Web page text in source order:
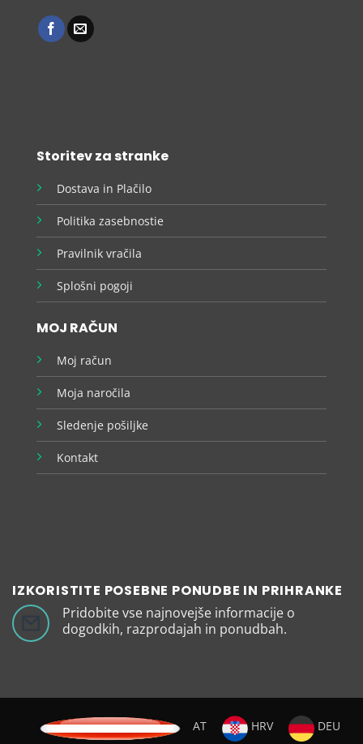
Storitev za stranke
Dostava in Plačilo
Politika zasebnostie
Pravilnik vračila
Splošni pogoji
MOJ RAČUN
Moj račun
Moja naročila
Sledenje pošiljke
Kontakt
IZKORISTITE POSEBNE PONUDBE IN PRIHRANKE
Pridobite vse najnovejše informacije o
dogodkih, razprodajah in ponudbah.
AT HRV DEU